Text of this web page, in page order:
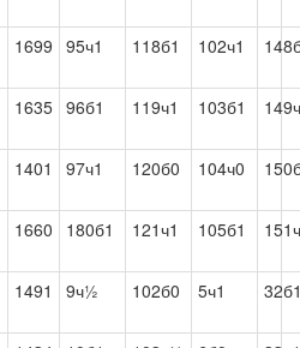
1699 95ч1 118б1 102ч1
1635 96б1 119ч1 103б1
1401 97ч1 120б0 104ч0
1660 180б1 121ч1 105б1
1491 9ч½ 102б0 5ч1